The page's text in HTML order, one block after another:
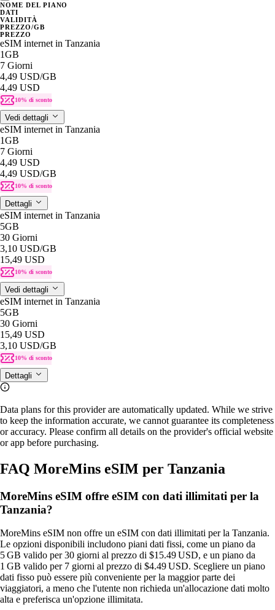
NOME DEL PIANO
DATI
VALIDITÀ
PREZZO/GB
PREZZO
eSIM internet in Tanzania
1GB
7 Giorni
4,49 USD/GB
4,49 USD
10% di sconto
Vedi dettagli
eSIM internet in Tanzania
1GB
7 Giorni
4,49 USD
4,49 USD/GB
10% di sconto
Dettagli
eSIM internet in Tanzania
5GB
30 Giorni
3,10 USD/GB
15,49 USD
10% di sconto
Vedi dettagli
eSIM internet in Tanzania
5GB
30 Giorni
15,49 USD
3,10 USD/GB
10% di sconto
Dettagli
Data plans for this provider are automatically updated. While we strive
to keep the information accurate, we cannot guarantee its completeness
or accuracy. Please confirm all details on the provider's official website
or app before purchasing.
FAQ MoreMins eSIM per Tanzania
MoreMins eSIM offre eSIM con dati illimitati per la
Tanzania?
MoreMins eSIM non offre un eSIM con dati illimitati per la Tanzania.
Le opzioni disponibili includono piani dati fissi, come un piano da
5 GB valido per 30 giorni al prezzo di $15.49 USD, e un piano da
1 GB valido per 7 giorni al prezzo di $4.49 USD. Scegliere un piano
dati fisso può essere più conveniente per la maggior parte dei
viaggiatori, a meno che l'utente non richieda un'allocazione dati molto
alta e preferisca un'opzione illimitata.